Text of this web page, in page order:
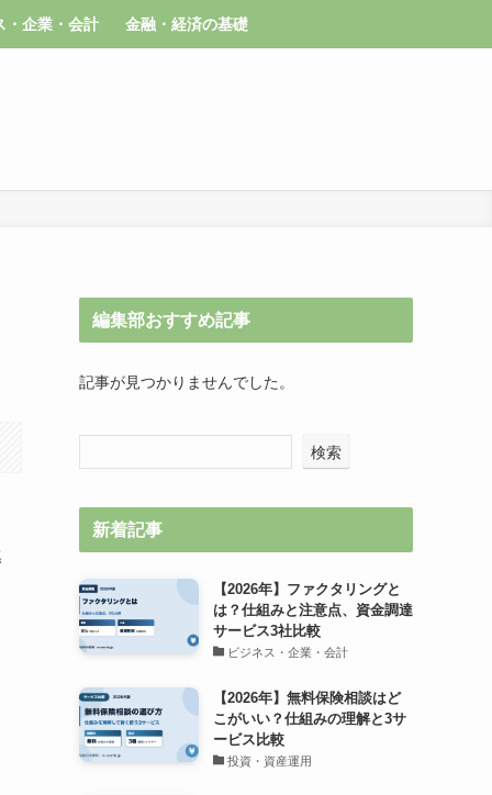
・企業・会計 金融・経済の基礎
編集部おすすめ記事
記事が見つかりませんでした。
検索
新着記事
【2026年】ファクタリングと
は？仕組みと注意点、資金調達
サービス3社比較
ビジネス・企業・会計
【2026年】無料保険相談はど
こがいい？仕組みの理解と3サ
ービス比較
投資・資産運用